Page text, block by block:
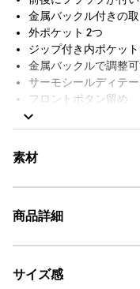
金属バックル付きの
外ポケット 2つ
ジップ付き内ポケット
金属バックルで調整
サーモシールディテ
フロントボタン留め
袖口にバードロゴの
Aigle刺繍
裏地付き
AIGLE FOR
素材
AIGLE for tomorrow
商品詳細
・色：オジエ (005)
サイズ感